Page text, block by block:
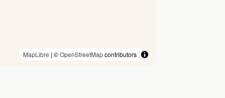
MapLibre | ©OpenStreetMapcontributors